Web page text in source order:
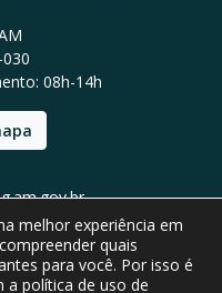
08h-14h
0772
melhor experiência em
quais
para você. Por isso é
política de uso de